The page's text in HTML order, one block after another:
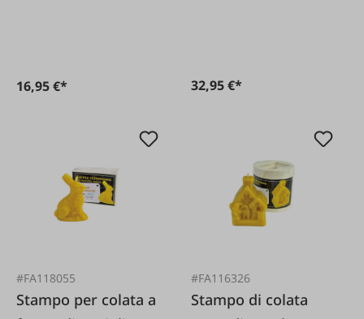
16,95 €* 32,95 €*
#FA118055
Stampo per colata a
#FA116326
Stampo di colata